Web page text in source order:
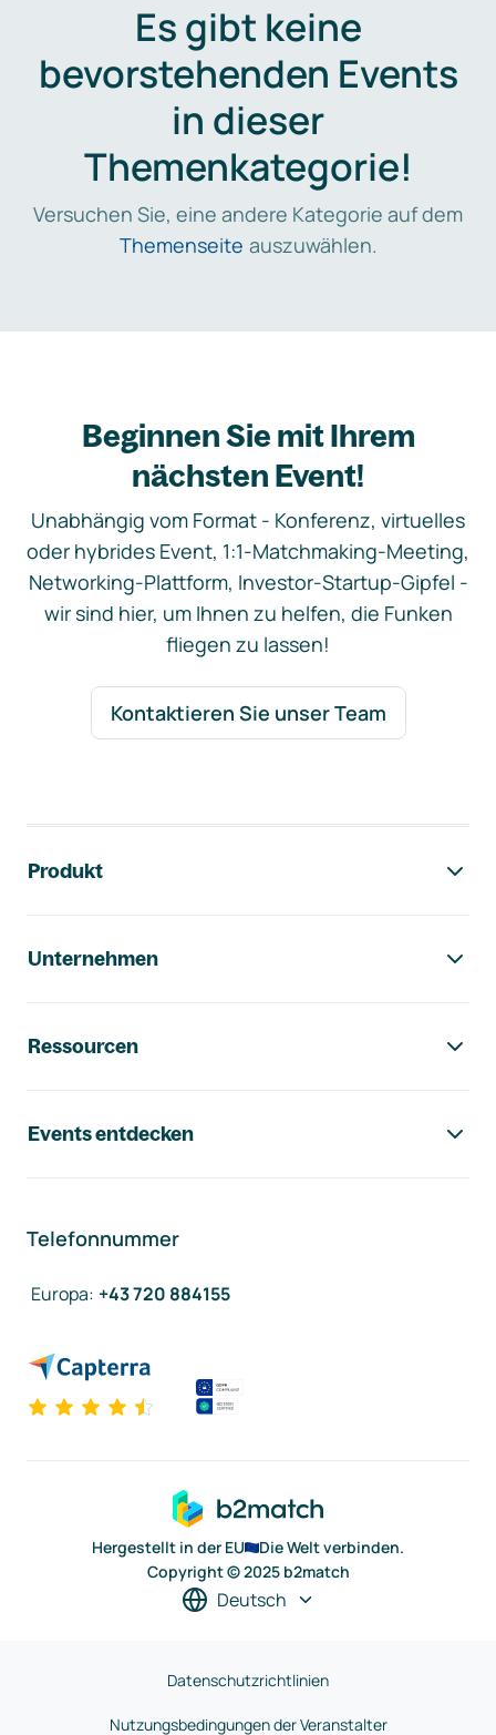
Es gibt keine
bevorstehenden Events
in dieser
Themenkategorie!
Versuchen Sie, eine andere Kategorie auf dem
Themenseite auszuwählen.
Beginnen Sie mit Ihrem
nächsten Event!
Unabhängig vom Format - Konferenz, virtuelles
oder hybrides Event, 1:1-Matchmaking-Meeting,
Networking-Plattform, Investor-Startup-Gipfel -
wir sind hier, um Ihnen zu helfen, die Funken
fliegen zu lassen!
Kontaktieren Sie unser Team
Produkt
Unternehmen
Ressourcen
Events entdecken
Telefonnummer
Europa: +43 720 884155
Hergestellt in der EU
Die Welt verbinden.
Copyright © 2025 b2match
Deutsch
Datenschutzrichtlinien
Nutzungsbedingungen der Veranstalter